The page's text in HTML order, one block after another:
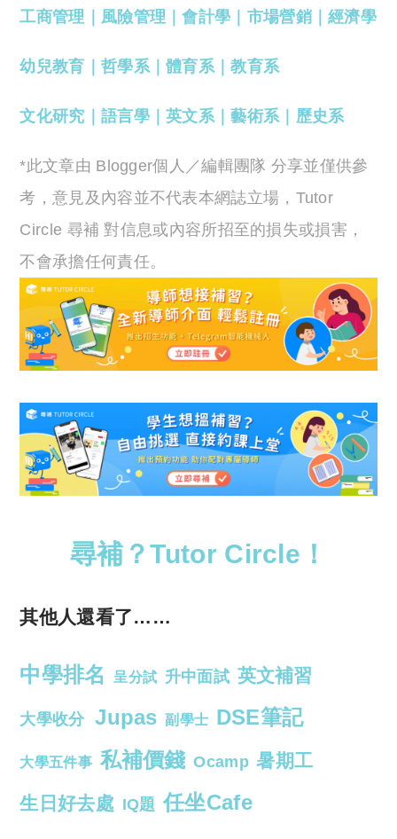
工商管理 風險管理 ｜會計學 市場營銷｜經濟學
幼兒教育 哲學系｜體育系 ｜教育系
文化研究 語言學｜英文系 ｜藝術系 歷史系
*此文章由 Blogger個人／編輯團隊 分享並僅供參
考，意見及內容並不代表本網誌立場，Tutor
Circle 尋補 對信息或內容所招至的損失或損害，
不會承擔任何責任。
尋補？Tutor Circle！
其他人還看了……
中學排名 呈分試 升中面試 英文補習
大學收分 Jupas 副學士 DSE筆記
大學五件事 私補價錢 Ocamp 暑期工
生日好去處 IQ題 任坐Cafe